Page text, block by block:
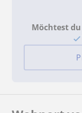
Möchtest